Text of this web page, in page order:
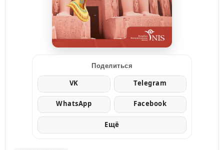
Поделиться
VK Telegram
WhatsApp Facebook
Ещё